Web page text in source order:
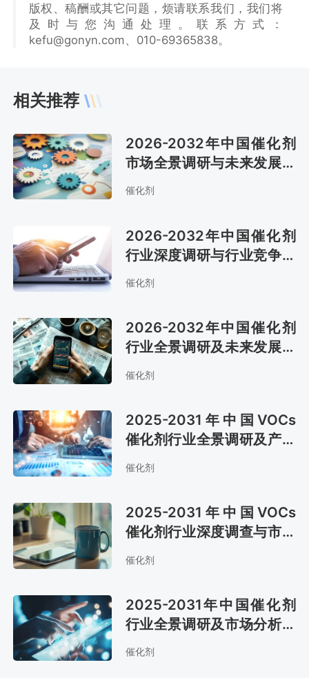
版权、稿酬或其它问题，烦请联系我们，我们将
及时与您沟通处理。联系方式：
kefu@gonyn.com、010-69365838。
相关推荐
2026-2032年中国催化剂
市场全景调研与未来发展趋
势报告
催化剂
2026-2032年中国催化剂
行业深度调研与行业竞争对
手分析报告
催化剂
2026-2032年中国催化剂
行业全景调研及未来发展趋
势报告
催化剂
2025-2031年中国VOCs
催化剂行业全景调研及产业
竞争格局报告
催化剂
2025-2031年中国VOCs
催化剂行业深度调查与市场
前景预测报告
催化剂
2025-2031年中国催化剂
行业全景调研及市场分析预
测报告
催化剂